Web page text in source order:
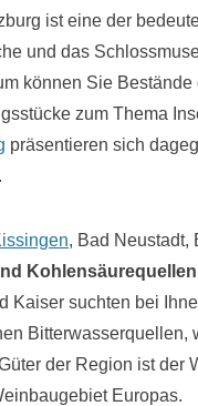
ist eine der
und das
können Sie
zum Thema
präsentieren sich
, Bad Neustadt,
Kohlensäurequellen
Kaiser suchten bei
der Region ist der
Europas.